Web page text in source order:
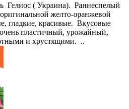
Гелиос ( Украина). Раннеспелый
желто-оранжевой
гладкие, красивые. Вкусовые
пластичный, урожайный,
и хрустящими. ..